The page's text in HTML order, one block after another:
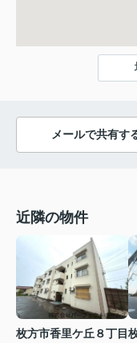
メールで共有す
近隣の物件
枚方市香里ケ丘８丁目